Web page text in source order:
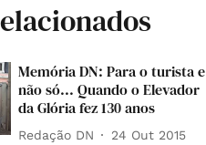
Memória DN: Para o turista e
não só... Quando o Elevador
da Glória fez 130 anos
Redação DN 24 Out 2015